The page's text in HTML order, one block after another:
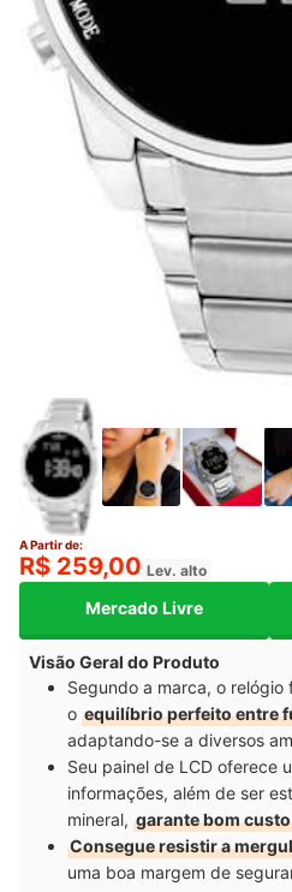
A Partir de:
R$ 259,00 Lev. alto
Mercado Livre
Visão Geral do Produto
Segundo a marca, o
o equilíbrio perfeito entre
adaptando-se a diversos
Seu painel de LCD oferece
informações, além de ser
mineral, garante bom
Consegue resistir a
uma boa margem de